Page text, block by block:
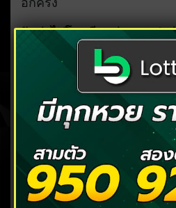
ฝันว่าไปโรงเรียนบ่อยๆ แปล
อาจหมายถึงช่วงนี้คุณกำลัง
กำลังคิดมากเกี่ยวกับอนาคต
คาดหวังจากคนรอบตัว จิตใ
โรงเรียนขึ้นมาแทนความรู้สึ
ขอบคุณรูปภาพบางส่วนจาก
สรุป
การฝันว่าได้ไปโรงเรียน แม้